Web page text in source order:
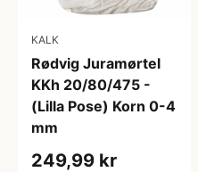
KALK
Rødvig Juramørtel
KKh 20/80/475 -
(Lilla Pose) Korn 0-4
mm
249,99 kr